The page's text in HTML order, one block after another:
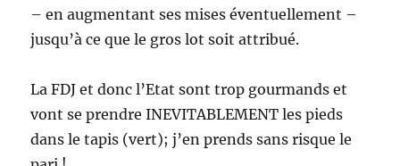
– en augmentant ses mises éventuellement –
jusqu’à ce que le gros lot soit attribué.
La FDJ et donc l’Etat sont trop gourmands et
vont se prendre INEVITABLEMENT les pieds
dans le tapis (vert); j’en prends sans risque le